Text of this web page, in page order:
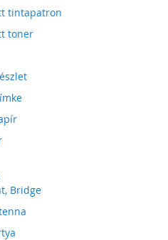
tintapatron
toner
Bridge